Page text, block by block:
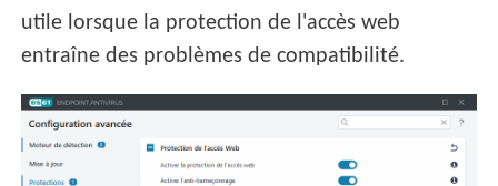
utile lorsque la protection de l'accès web
entraîne des problèmes de compatibilité.